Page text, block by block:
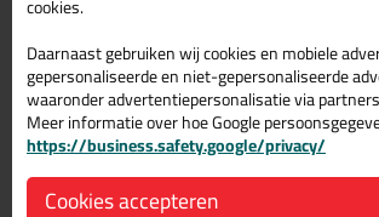
Volumeprijzen
10x15,89p/st 11%korting
Waarom dit product?
Waarom dit product?
cookies.
Daarnaast gebruiken wij cookies en mobiele
gepersonaliseerde en niet-gepersonaliseerde
waaronder advertentiepersonalisatie via
Meer informatie over hoe Google
https://business.safety.google/privacy/
Cookies accepteren